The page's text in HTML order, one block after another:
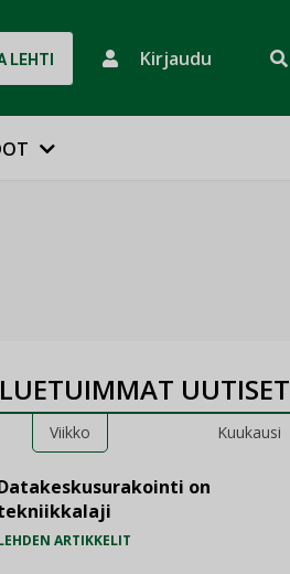
LEHTI Kirjaudu
LUETUIMMAT UUTISET
Viikko Kuukausi
on
ARTIKKELIT